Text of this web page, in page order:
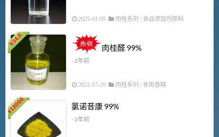
2025-01-09 肉桂系列 食品添加剂原料
¥
34.8
肉桂醛 99%
- 2年前
2021-07-20 肉桂系列 食用香精
¥
18000 氯诺昔康 99%
- 2年前